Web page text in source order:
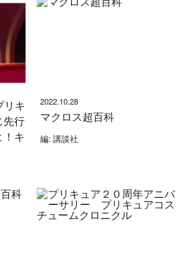
リキ
先行
！キ
2022.10.28
マクロス超百科
編: 講談社